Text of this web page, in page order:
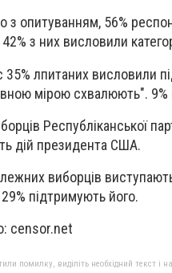
з опитуванням, 56%
з них висловили
35% лпитаних висловили
мірою схвалюють". 9%
Республіканської
дій президента США.
виборців
29% підтримують його.
censor.net
помилку, виділіть необхідний текст і